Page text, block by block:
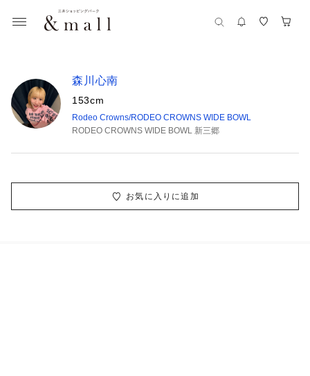
森川心南
153cm
Rodeo Crowns/RODEO CROWNS WIDE BOWL
RODEO CROWNS WIDE BOWL 新三郷
お気に入りに追加